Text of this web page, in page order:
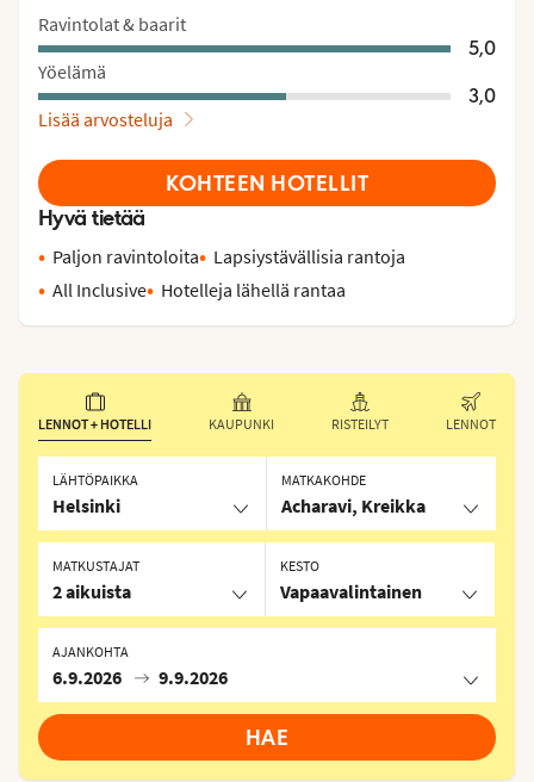
Ravintolat & baarit
5,0
Yöelämä
3,0
Lisää arvosteluja
KOHTEEN HOTELLIT
Hyvä tietää
Paljon ravintoloita
Lapsiystävällisia rantoja
All Inclusive
Hotelleja lähellä rantaa
LENNOT + HOTELLI KAUPUNKI RISTEILYT LENNOT
LÄHTÖPAIKKA
Helsinki
MATKAKOHDE
Acharavi, Kreikka
KESTO
Vapaavalintainen
AJANKOHTA
6.9.2026 9.9.2026
MATKUSTAJAT
2 aikuista
HAE